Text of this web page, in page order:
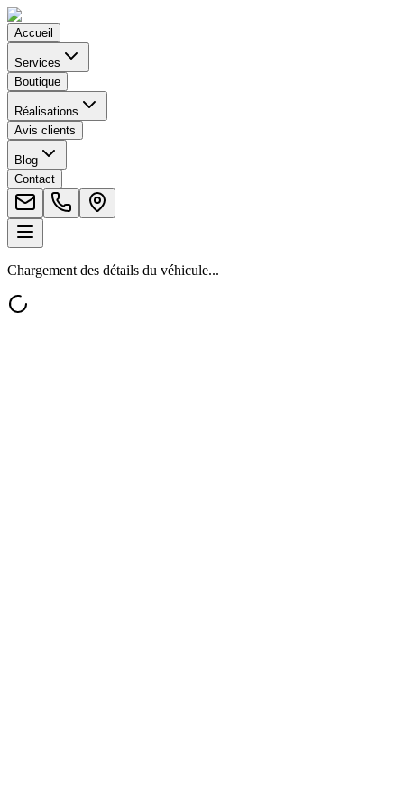
Accueil
Services
Boutique
Réalisations
Avis clients
Blog
Contact
Chargement des détails du véhicule...